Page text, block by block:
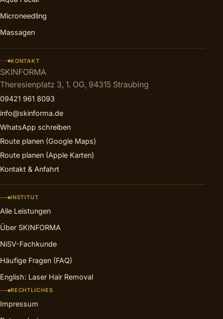
Microneedling
Massagen
KONTAKT
SKINFORMA
Theresienplatz 3, 1. OG, 94315 Straubing
09421 961 8093
info@skinforma.de
WhatsApp schreiben
Route planen (Google Maps)
Route planen (Apple Karten)
Kontakt & Anfahrt
INSTITUT
Alle Leistungen
Über SKINFORMA
NiSV-Fachkunde
Häufige Fragen (FAQ)
English: Laser Hair Removal
RECHTLICHES
Impressum